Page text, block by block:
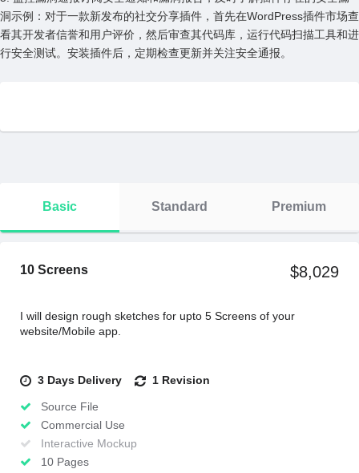
洞⽰例：对于⼀款新发布的社交分享插件，⾸先在WordPress插件市场查
看其开发者信誉和⽤户评价，然后审查其代码库，运⾏代码扫描⼯具和进
⾏安全测试。安装插件后，定期检查更新并关注安全通报。
Basic Standard Premium
10 Screens $8,029
I will design rough sketches for upto 5 Screens of your
website/Mobile app.
3 Days Delivery 1 Revision
Source File
Commercial Use
Interactive Mockup
10 Pages